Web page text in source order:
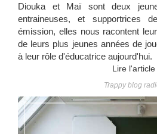
Diouka et Maï sont deux
entraineuses, et supportrices
émission, elles nous racontent
de leurs plus jeunes années de
à leur rôle d'éducatrice aujourd'hui.
Lire l'article
Trappy blog